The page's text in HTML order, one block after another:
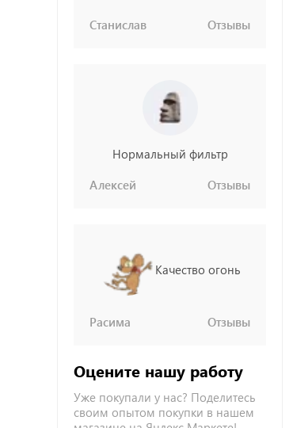
Станислав Отзывы
Нормальный фильтр
Алексей
Отзывы
Качество огонь
Расима Отзывы
Оцените нашу работу
Уже покупали у нас? Поделитесь
своим опытом покупки в нашем